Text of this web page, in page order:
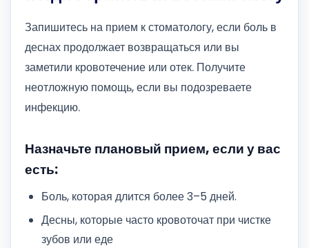
Запишитесь на прием к стоматологу, если боль в
деснах продолжает возвращаться или вы
заметили кровотечение или отек. Получите
неотложную помощь, если вы подозреваете
инфекцию.
Назначьте плановый прием, если у вас
есть:
Боль, которая длится более 3–5 дней.
Десны, которые часто кровоточат при чистке
зубов или еде